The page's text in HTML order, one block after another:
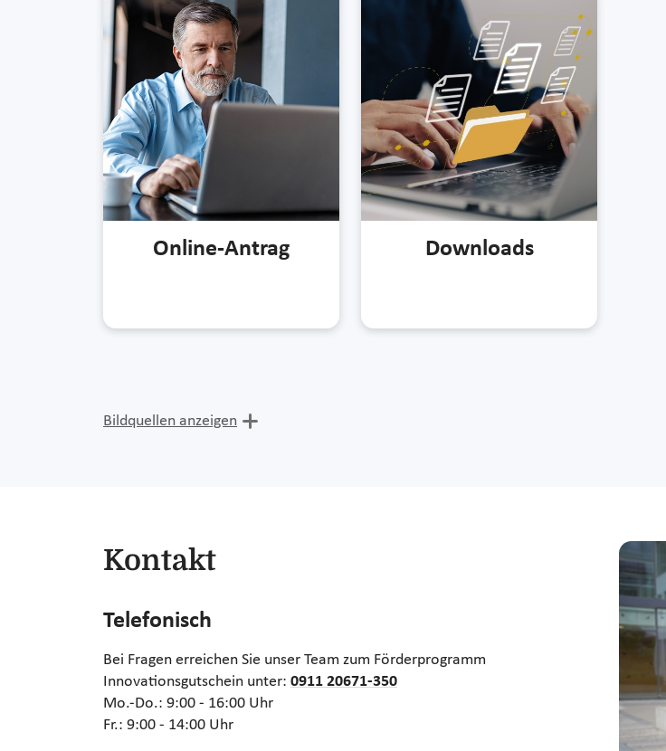
Online-Antrag Downloads
Bildquellen anzeigen
Kontakt
Telefonisch
Bei Fragen erreichen Sie unser Team zum Förderprogramm
Innovationsgutschein unter: 0911 20671-350
Mo.-Do.: 9:00 - 16:00 Uhr
Fr.: 9:00 - 14:00 Uhr